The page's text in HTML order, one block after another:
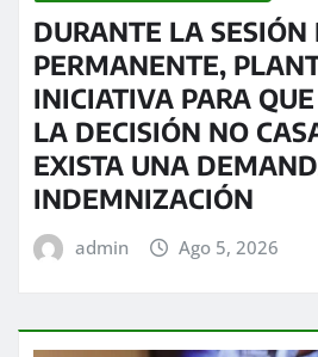
DURANTE LA SESIÓN
PERMANENTE,
INICIATIVA PARA QUE
LA DECISIÓN NO
EXISTA UNA
INDEMNIZACIÓN
admin Ago 5, 2026